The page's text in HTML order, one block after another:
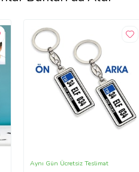
Aynı Gün Ücretsiz Teslimat